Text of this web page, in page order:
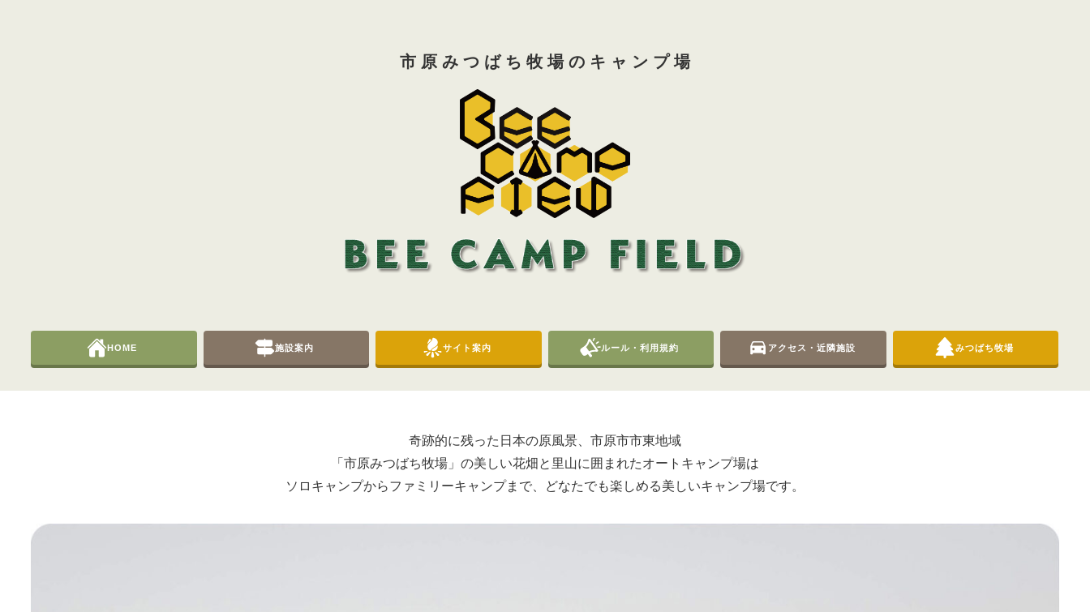
市 原 み つ ば ち 牧 場 の キ ャ ン プ 場
HOME 施設案内 サイト案内 ルール・利用規約 アクセス・近隣施設 みつばち牧場
奇跡的に残った日本の原風景、市原市市東地域
「市原みつばち牧場」の美しい花畑と里山に囲まれたオートキャンプ場は
ソロキャンプからファミリーキャンプまで、どなたでも楽しめる美しいキャンプ場です。